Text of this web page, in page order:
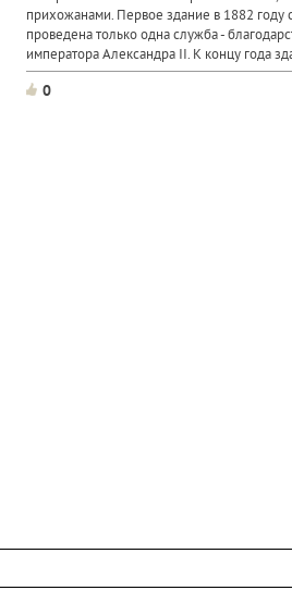
прихожанами. Первое здание в 1882 году
проведена только одна служба -
императора Александра II. К концу года
0